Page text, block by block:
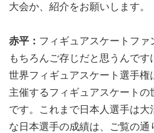
大会か、紹介をお願いします。
赤平： フィギュアスケートファ
もちろんご存じだと思うんです
世界フィギュアスケート選手
主催するフィギュアスケート
です。これまで日本人選手は
な日本選手の成績は、ご覧の